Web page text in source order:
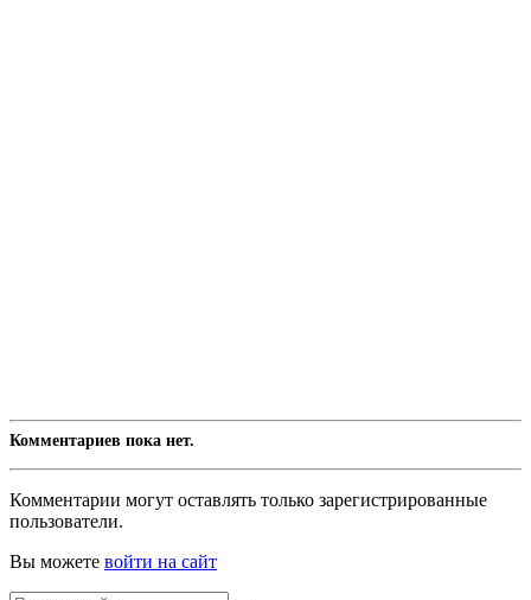
Комментариев пока нет.
Комментарии могут оставлять только зарегистрированные
пользователи.
Вы можете войти на сайт